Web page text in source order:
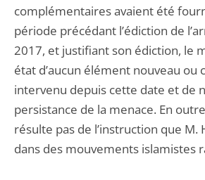
complémentaires avaient été
période précédant l’édiction de
2017, et justifiant son édiction, le
état d’aucun élément nouveau
intervenu depuis cette date et de
persistance de la menace. En
résulte pas de l’instruction que M.
dans des mouvements islamistes